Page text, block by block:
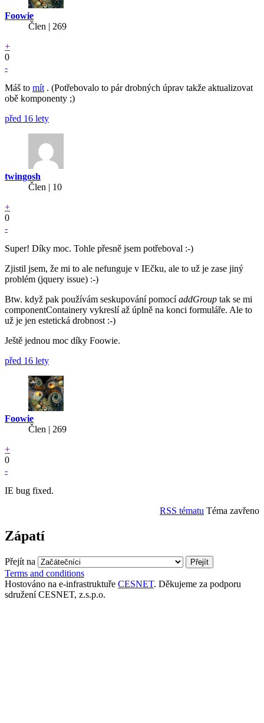
Foowie
Člen | 269
+
0
-
Máš to mít . (Potřebovalo to pár drobných úprav takže aktualizovat
obě komponenty ;)
před 16 lety
twingosh
Člen | 10
+
0
-
Super! Díky moc. Tohle přesně jsem potřeboval :-)
Zjistil jsem, že mi to ale nefunguje v IEčku, ale to už je zase jiný
problém (jquery issue) :-)
Btw. když pak používám seskupování pomocíaddGroup tak se mi
componentContainery vykreslí až úplně na konci formuláře. Ale to
už je jen estetická drobnost :-)
Ještě jednou moc díky Foowie.
před 16 lety
Foowie
Člen | 269
+
0
-
IE bug fixed.
RSS tématu Téma zavřeno
Zápatí
Přejít na
Terms and conditions
Hostováno na e-infrastruktuře CESNET. Děkujeme za podporu
sdružení CESNET, z.s.p.o.